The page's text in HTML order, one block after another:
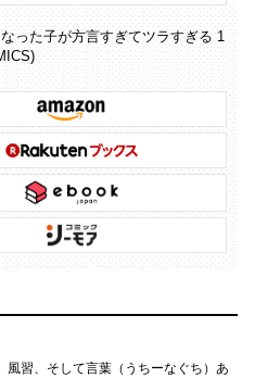
った子が方言すぎてツラすぎる 1
風習、そして言葉（うちーなぐち）あ